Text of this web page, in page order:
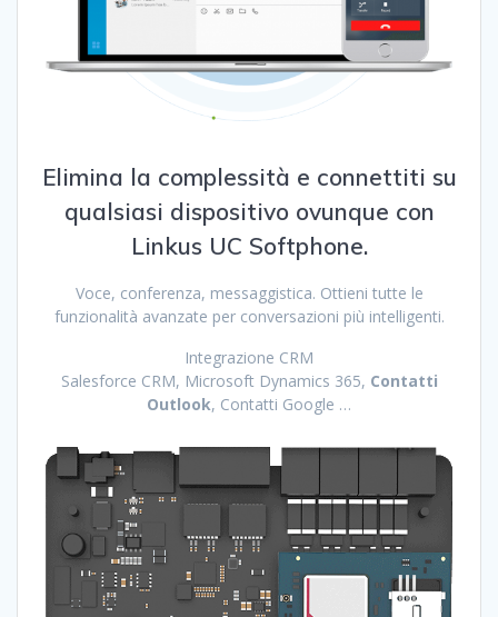
Elimina la complessità e connettiti su
qualsiasi dispositivo ovunque con
Linkus UC Softphone.
Voce, conferenza, messaggistica. Ottieni tutte le
funzionalità avanzate per conversazioni più intelligenti.
Integrazione CRM
Salesforce CRM, Microsoft Dynamics 365, Contatti
Outlook, Contatti Google …